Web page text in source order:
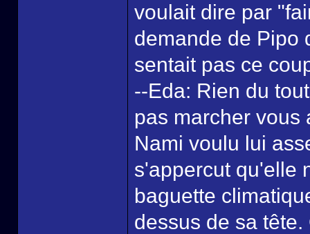
voulait dire par
demande de Pipo
sentait pas ce
--Eda: Rien du
pas marcher vous
Nami voulu lui
s'appercut qu'elle
baguette
dessus de sa